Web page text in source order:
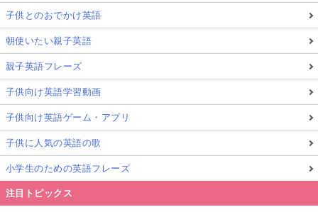
子供とのおでかけ英語
朝使いたい親子英語
親子英語フレーズ
子供向け英語学習動画
子供向け英語ゲーム・アプリ
子供に人気の英語の歌
小学生のための英語フレーズ
注目トピックス